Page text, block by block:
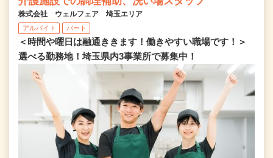
株式会社 ウェルフェア 埼玉エリア
アルバイト パート
＜時間や曜日は融通ききます！働きやすい職場です！＞
選べる勤務地！埼玉県内3事業所で募集中！